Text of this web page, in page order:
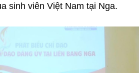
sinh viên Việt Nam tại Nga.